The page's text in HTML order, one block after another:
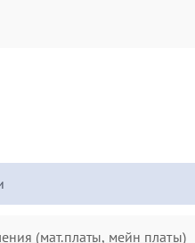
(мат.платы, мейн платы)